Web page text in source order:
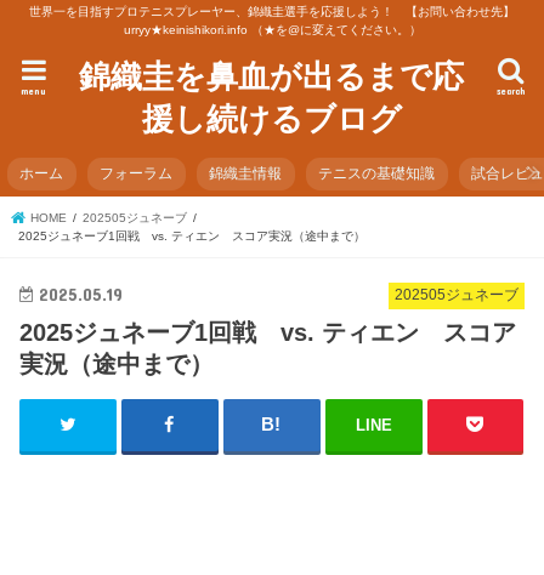
世界一を目指すプロテニスプレーヤー、錦織圭選手を応援しよう！ 【お問い合わせ先】
urryy★keinishikori.info （★を@に変えてください。）
錦織圭を鼻血が出るまで応
援し続けるブログ
search
menu
ホーム フォーラム 錦織圭情報 テニスの基礎知識 試合レビ
HOME
202505ジュネーブ
2025ジュネーブ1回戦 vs. ティエン スコア実況（途中まで）
202505ジュネーブ
2025.05.19
2025ジュネーブ1回戦 vs. ティエン スコア
実況（途中まで）
LINE